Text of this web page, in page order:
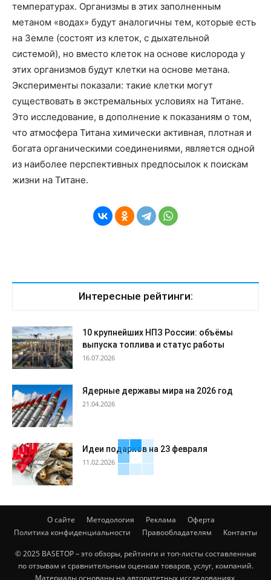
температурах. Организмы в этих заполненным
метаном «водах» будут аналогичны тем, которые есть
на Земле (состоят из клеток, с дыхательной
системой), но вместо клеток на основе кислорода у
этих организмов будут клетки на основе метана.
Эксперименты показали: такие клетки могут
существовать в экстремальных условиях на Титане.
Это исследование, в дополнение к показаниям о том,
что атмосфера Титана химически активная, плотная и
богата органическими соединениями, является одной
из наиболее перспективных предпосылок к поискам
жизни на Титане.
Интересные рейтинги:
10 крупнейших НПЗ России: объёмы
выпуска топлива и статус работы
16.07.2026
Ядерные державы мира на 2026 год
21.04.2026
Идеи подарков на 23 февраля
11.02.2026
О сайте Методология Реклама
Оферта
Политика конфиденциальности
Правообладателям Контакты
© 2025 BASETOP – это обзоры, рейтинги и топ-листы составленные
по отзывам и сравнительным оценкам товаров, услуг, компаний.
Материалы основаны на авторитетных исследованиях,